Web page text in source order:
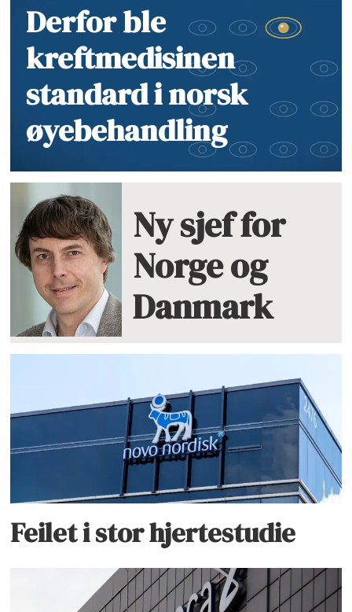
Derfor ble
kreftmedisinen
standard i norsk
øyebehandling
Ny sjef for
Norge og
Danmark
Feilet i stor hjertestudie